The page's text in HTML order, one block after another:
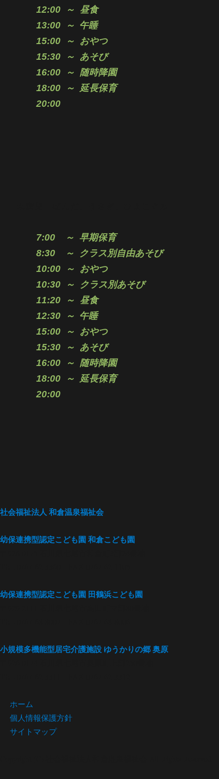
12:00 ～ 昼食
13:00 ～
午睡
15:00 ～ おやつ
15:30 ～ あそび
16:00 ～ 随時降園
18:00 ～ 延長保育
20:00
7:00 ～
早期保育
8:30 ～ クラス別自由あそび
10:00 ～ おやつ
10:30 ～ クラス別あそび
11:20 ～ 昼食
12:30 ～
午睡
15:00 ～ おやつ
15:30 ～ あそび
16:00 ～ 随時降園
18:00 ～ 延長保育
20:00
社会福祉法人 和倉温泉福祉会
幼保連携型認定こども園和倉こども園
幼保連携型認定こども園 田鶴浜こども園
小規模多機能型居宅介護施設 ゆうかりの郷 奥原
ホーム
個人情報保護方針
サイトマップ